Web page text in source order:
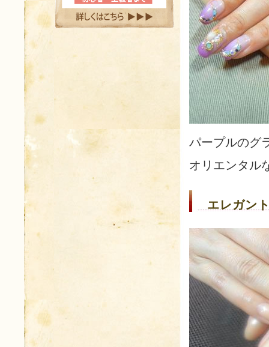
パープルのグ
オリエンタル
エレガン